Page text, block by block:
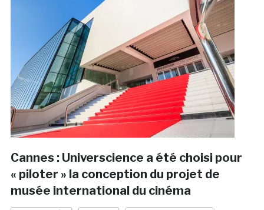
Cannes : Universcience a été choisi pour
« piloter » la conception du projet de
musée international du cinéma